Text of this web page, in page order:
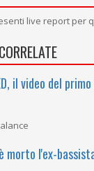
live report per
il video del
morto l'ex-